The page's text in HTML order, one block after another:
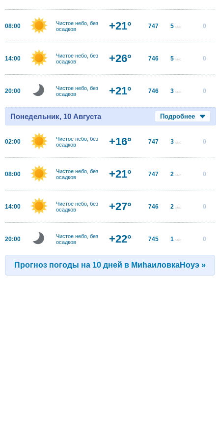
08:00
Чистое небо, без
осадков
+21° 747 5 м/с 0
14:00
Чистое небо, без
осадков
+26° 746 5 м/с 0
20:00
Чистое небо, без
осадков
+21° 746 3 м/с 0
Понедельник, 10 Августа Подробнее
02:00
Чистое небо, без
осадков
+16° 747 3 м/с 0
08:00
Чистое небо, без
осадков
+21° 747 2 м/с 0
14:00
Чистое небо, без
осадков
+27° 746 2 м/с 0
20:00
Чистое небо, без
осадков
+22° 745 1 м/с 0
Прогноз погоды на 10 дней в МиhаиловкаНоуэ »